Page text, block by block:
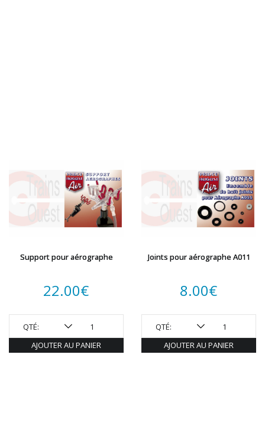
PRINCE AUGUST
REE
ROCO
TORTOISE
TRAINS OUEST
Trains-O-Matic
Support pour aérographe
22.00€
QTÉ:
AJOUTER AU PANIER
Joints pour aérographe A011
8.00€
QTÉ:
AJOUTER AU PANIER